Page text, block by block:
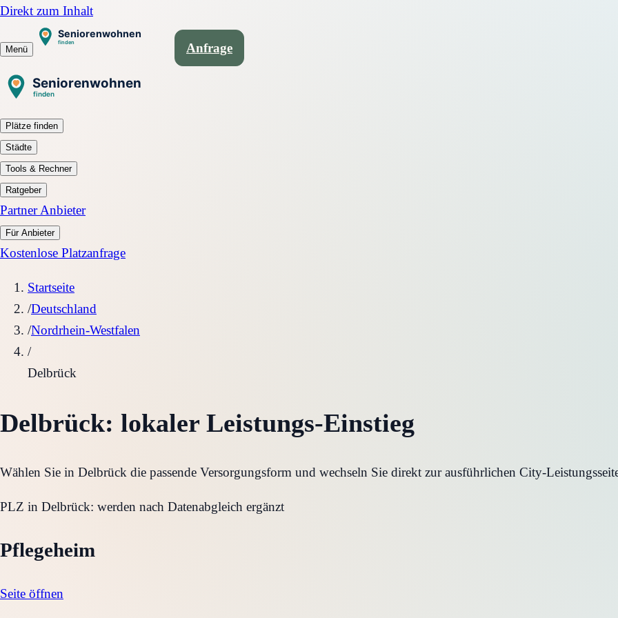
Direkt zum Inhalt
Menü Anfrage
Plätze finden
Städte
Tools & Rechner
Ratgeber
Partner Anbieter
Für Anbieter
Kostenlose Platzanfrage
Startseite
/Deutschland
/Nordrhein-Westfalen
/
Delbrück
Delbrück: lokaler Leistungs-Einstieg
Wählen Sie in Delbrück die passende Versorgungsform und wechseln Sie direkt zur ausführlichen City-
PLZ in Delbrück: werden nach Datenabgleich ergänzt
Pflegeheim
Seite öffnen